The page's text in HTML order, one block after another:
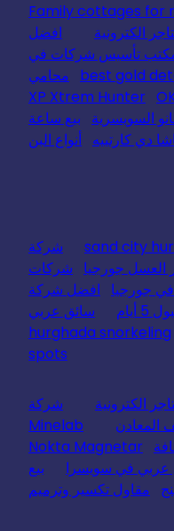
Family cottages for
الكترونية
افضل
تأسيس شركات في
best gold
محامي
XP Xtrem Hunter
السويسرية
بيع ساعة
دي كارتييه أنواع البن
sand city
شركة
العسل جورجيا
شركات
جورجيا
افضل شركة
سائق عربي
hurghada snorkeling
spots
الكترونية
شركة
المعادن
Minelab
Nokta Magnetar
عربي في سويسرا
بيع
مقاول تكسير وترميم